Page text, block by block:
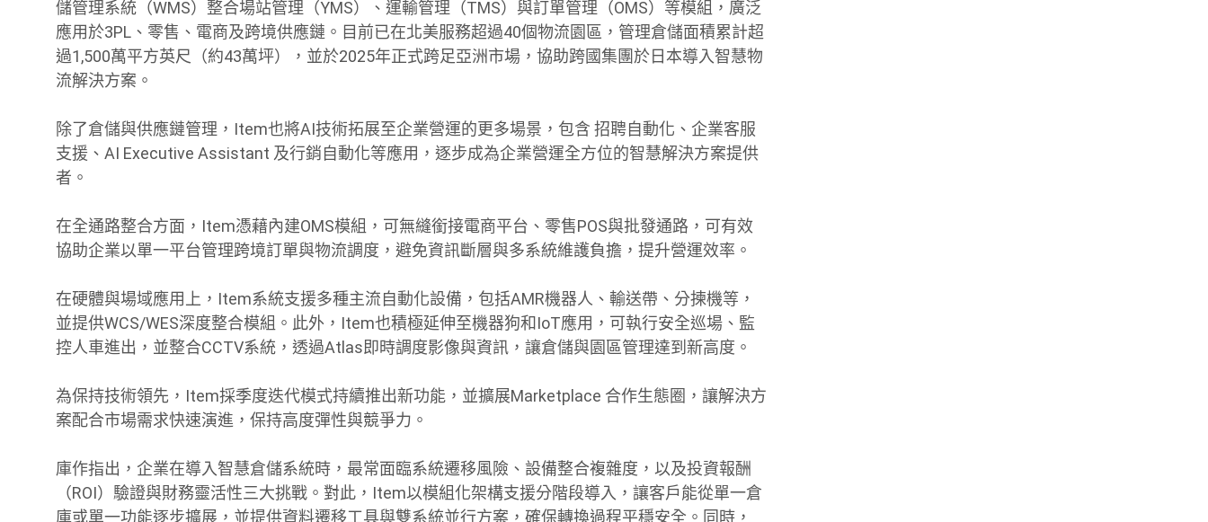
儲管理系統（WMS）整合場站管理（YMS）、運輸管理（TMS）與訂單管理（OMS）等模組，廣泛
應用於3PL、零售、電商及跨境供應鏈。目前已在北美服務超過40個物流園區，管理倉儲面積累計超
過1,500萬平方英尺（約43萬坪），並於2025年正式跨足亞洲市場，協助跨國集團於日本導入智慧物
流解決方案。
除了倉儲與供應鏈管理，Item也將AI技術拓展至企業營運的更多場景，包含 招聘自動化、企業客服
支援、AI Executive Assistant 及行銷自動化等應用，逐步成為企業營運全方位的智慧解決方案提供
者。
在全通路整合方面，Item憑藉內建OMS模組，可無縫銜接電商平台、零售POS與批發通路，可有效
協助企業以單一平台管理跨境訂單與物流調度，避免資訊斷層與多系統維護負擔，提升營運效率。
在硬體與場域應用上，Item系統支援多種主流自動化設備，包括AMR機器人、輸送帶、分揀機等，
並提供WCS/WES深度整合模組。此外，Item也積極延伸至機器狗和IoT應用，可執行安全巡場、監
控人車進出，並整合CCTV系統，透過Atlas即時調度影像與資訊，讓倉儲與園區管理達到新高度。
為保持技術領先，Item採季度迭代模式持續推出新功能，並擴展Marketplace 合作生態圈，讓解決方
案配合市場需求快速演進，保持高度彈性與競爭力。
庫作指出，企業在導入智慧倉儲系統時，最常面臨系統遷移風險、設備整合複雜度，以及投資報酬
（ROI）驗證與財務靈活性三大挑戰。對此，Item以模組化架構支援分階段導入，讓客戶能從單一倉
庫或單一功能逐步擴展，並提供資料遷移工具與雙系統並行方案，確保轉換過程平穩安全。同時，